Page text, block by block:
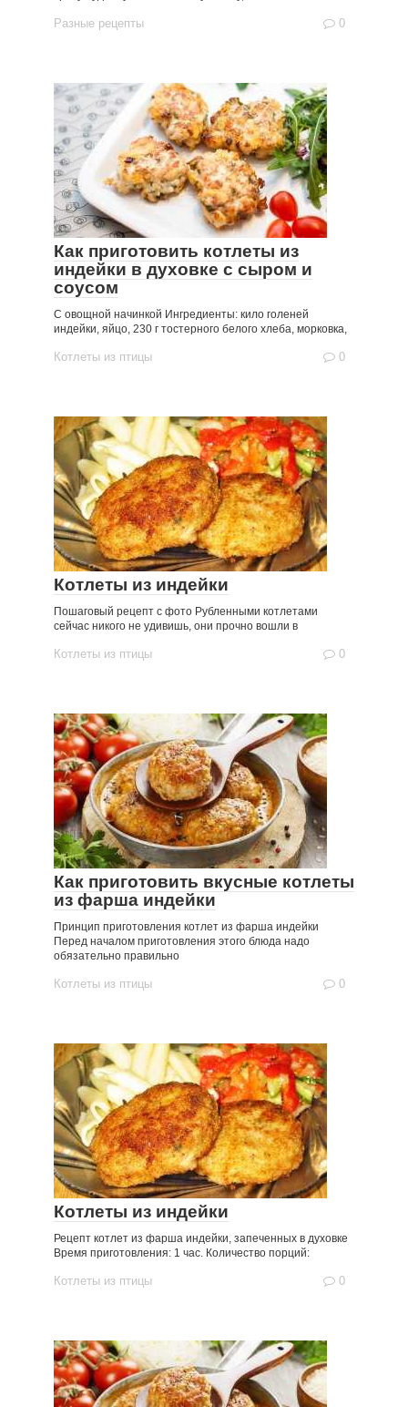
Разные рецепты 0
Как приготовить котлеты из
индейки в духовке с сыром и
соусом
С овощной начинкой Ингредиенты: кило голеней
индейки, яйцо, 230 г тостерного белого хлеба, морковка,
Котлеты из птицы 0
Котлеты из индейки
Пошаговый рецепт с фото Рубленными котлетами
сейчас никого не удивишь, они прочно вошли в
Котлеты из птицы 0
Как приготовить вкусные котлеты
из фарша индейки
Принцип приготовления котлет из фарша индейки
Перед началом приготовления этого блюда надо
обязательно правильно
Котлеты из птицы 0
Котлеты из индейки
Рецепт котлет из фарша индейки, запеченных в духовке
Время приготовления: 1 час. Количество порций:
Котлеты из птицы 0